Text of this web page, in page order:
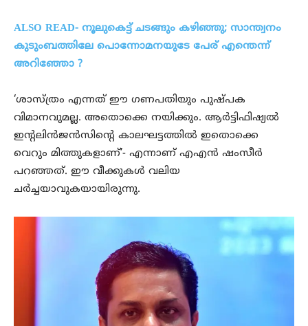
ALSO READ- നൂലുകെട്ട് ചടങ്ങും കഴിഞ്ഞു; സാന്ത്വനം
കുടുംബത്തിലേ പൊന്നോമനയുടേ പേര് എന്തെന്ന്
അറിഞ്ഞോ ?
‘ശാസ്ത്രം എന്നത് ഈ ഗണപതിയും പുഷ്പക
വിമാനവുമല്ല. അതൊക്കെ നയിക്കും. ആർട്ടിഫിഷ്യൽ
ഇന്റലിൻജൻസിന്റെ കാലഘട്ടത്തിൽ ഇതൊക്കെ
വെറും മിത്തുകളാണ്’- എന്നാണ് എഎൻ ഷംസീർ
പറഞ്ഞത്. ഈ വീക്കുകൾ വലിയ
ചർച്ചയാവുകയായിരുന്നു.